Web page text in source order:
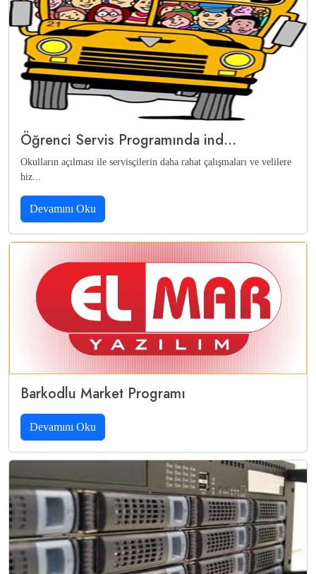
Öğrenci Servis Programında ind...
Okulların açılması ile servisçilerin daha rahat çalışmaları ve velilere
hiz...
Devamını Oku
Barkodlu Market Programı
Devamını Oku